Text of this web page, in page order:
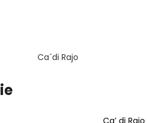
Ca´di Rajo